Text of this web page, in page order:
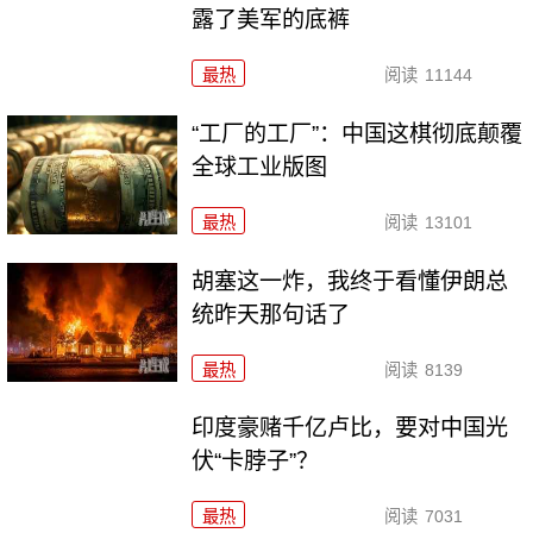
露了美军的底裤
最热 阅读 11144
“工厂的工厂”：中国这棋彻底颠覆
全球工业版图
最热 阅读 13101
胡塞这一炸，我终于看懂伊朗总
统昨天那句话了
最热 阅读 8139
印度豪赌千亿卢比，要对中国光
伏“卡脖子”？
最热 阅读 7031